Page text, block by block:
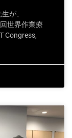
が、
世界作業療
Congress,